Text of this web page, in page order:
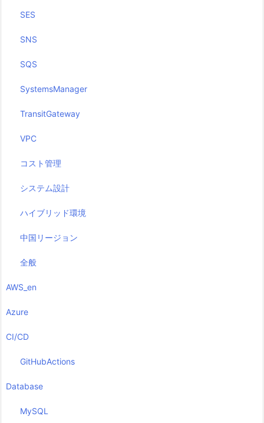
SES
SNS
SQS
SystemsManager
TransitGateway
VPC
コスト管理
システム設計
ハイブリッド環境
中国リージョン
全般
AWS_en
Azure
CI/CD
GitHubActions
Database
MySQL